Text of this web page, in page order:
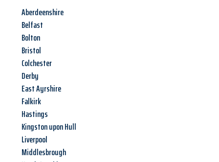
Aberdeenshire
Belfast
Bolton
Bristol
Colchester
Derby
East Ayrshire
Falkirk
Hastings
Kingston upon Hull
Liverpool
Middlesbrough